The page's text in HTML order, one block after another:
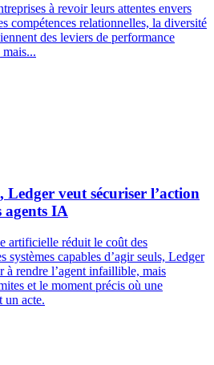
à revoir leurs attentes envers
compétences relationnelles, la diversité
des leviers de performance
Ledger veut sécuriser l’action
agents IA
artificielle réduit le coût des
systèmes capables d’agir seuls, Ledger
à rendre l’agent infaillible, mais
et le moment précis où une
un acte.